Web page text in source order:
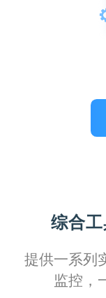
综合
提供一系列
监控，
有打印设备
应对各种打
的网络配置
非常实用。